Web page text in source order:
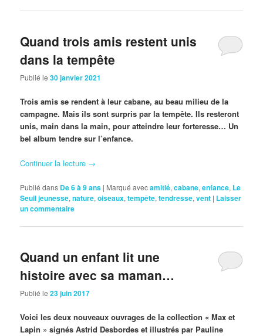
Quand trois amis restent unis
dans la tempête
Publié le30 janvier 2021
Trois amis se rendent à leur cabane, au beau milieu de la
campagne. Mais ils sont surpris par la tempête. Ils resteront
unis, main dans la main, pour atteindre leur forteresse… Un
bel album tendre sur l’enfance.
Continuer la lecture →
Publié dans De 6 à 9 ans | Marqué avecamitié,cabane,enfance, Le
Seuil jeunesse,nature,oiseaux,tempête,tendresse,vent | Laisser
un commentaire
Quand un enfant lit une
histoire avec sa maman…
Publié le23 juin 2017
Voici les deux nouveaux ouvrages de la collection « Max et
Lapin » signés Astrid Desbordes et illustrés par Pauline